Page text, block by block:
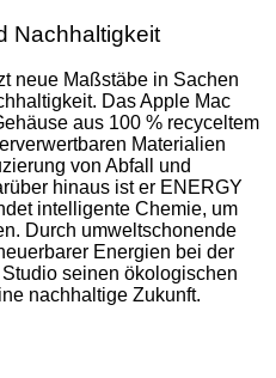
Nachhaltigkeit
neue Maßstäbe in Sachen
Das Apple Mac
aus 100 % recyceltem
Materialien
von Abfall und
hinaus ist er ENERGY
intelligente Chemie, um
Durch umweltschonende
Energien bei der
seinen ökologischen
nachhaltige Zukunft.